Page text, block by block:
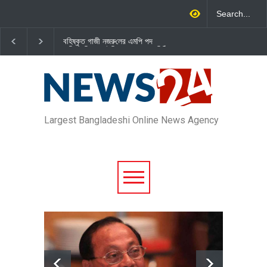
বহিষ্কৃত গাজী নজরু‌লের এম‌পি পদ
বা‌তি‌লে স্পিকার-ইসিকে জামায়া‌তের চি‌ঠি
দল থেকে বহিষ্কার
Largest Bangladeshi Online News Agency